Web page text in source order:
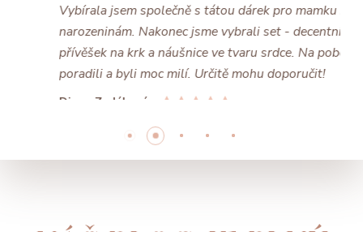
Vybírala jsem společně s tátou dárek pro mamku k
narozeninám. Nakonec jsme vybrali set - decentní
přívěšek na krk a náušnice ve tvaru srdce. Na pobočce
poradili a byli moc milí. Určitě mohu doporučit!
Diana Zadáková